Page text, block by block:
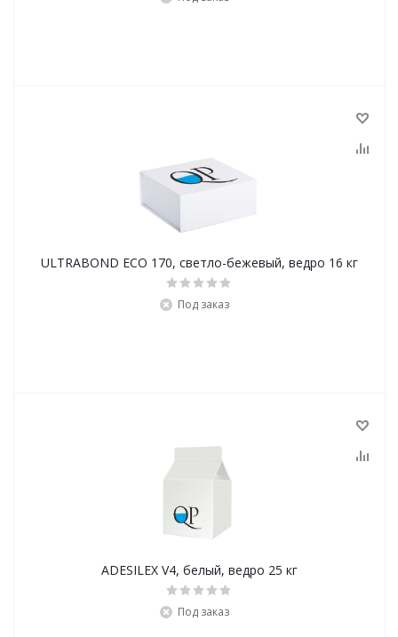
ULTRABOND ECO 170, cветло-бежевый, ведро 16 кг
Под заказ
ADESILEX V4, белый, ведро 25 кг
Под заказ